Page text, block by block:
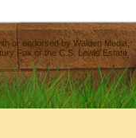
or endorsed byWalden Media
Fox or the C.S. Lewis Estate.